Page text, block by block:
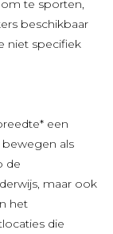
te sporten,
beschikbaar
niet specifiek
een
als
de
maar ook
het
die